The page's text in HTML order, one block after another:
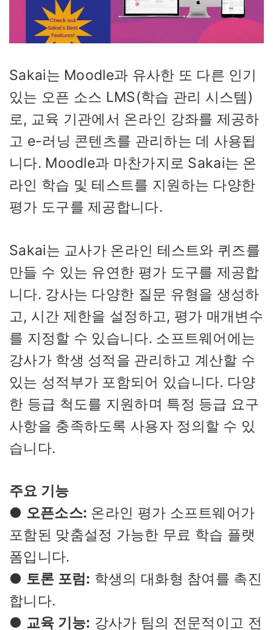
Sakai는 Moodle과 유사한 또 다른 인기
있는 오픈 소스 LMS(학습 관리 시스템)
로, 교육 기관에서 온라인 강좌를 제공하
고 e-러닝 콘텐츠를 관리하는 데 사용됩
니다. Moodle과 마찬가지로 Sakai는 온
라인 학습 및 테스트를 지원하는 다양한
평가 도구를 제공합니다.
Sakai는 교사가 온라인 테스트와 퀴즈를
만들 수 있는 유연한 평가 도구를 제공합
니다. 강사는 다양한 질문 유형을 생성하
고, 시간 제한을 설정하고, 평가 매개변수
를 지정할 수 있습니다. 소프트웨어에는
강사가 학생 성적을 관리하고 계산할 수
있는 성적부가 포함되어 있습니다. 다양
한 등급 척도를 지원하며 특정 등급 요구
사항을 충족하도록 사용자 정의할 수 있
습니다.
주요 기능
● 오픈소스: 온라인 평가 소프트웨어가
포함된 맞춤설정 가능한 무료 학습 플랫
폼입니다.
● 토론 포럼: 학생의 대화형 참여를 촉진
합니다.
● 교육 기능: 강사가 팀의 전문적이고 전